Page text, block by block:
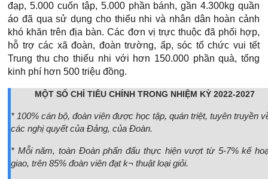
đạp, 5.000 cuốn tập, 5.000 phần bánh, gần 4.300kg quần
áo đã qua sử dụng cho thiếu nhi và nhân dân hoàn cảnh
khó khăn trên địa bàn. Các đơn vị trực thuộc đã phối hợp,
hỗ trợ các xã đoàn, đoàn trường, ấp, sóc tổ chức vui tết
Trung thu cho thiếu nhi với hơn 150.000 phần quà, tổng
kinh phí hơn 500 triệu đồng.
MỘT SỐ CHỈ TIÊU CHÍNH TRONG NHIỆM KỲ 2022-2027
* 100% cán bộ, đoàn viên được học tập, quán triệt, tuyên truyền
các nghị quyết của Đảng, của Đoàn.
* Mỗi năm, toàn Đoàn phấn đấu thực hiện vượt từ 5-7% kế
giao, trên 85% đoàn viên đạt k¬ thuật loại giỏi.